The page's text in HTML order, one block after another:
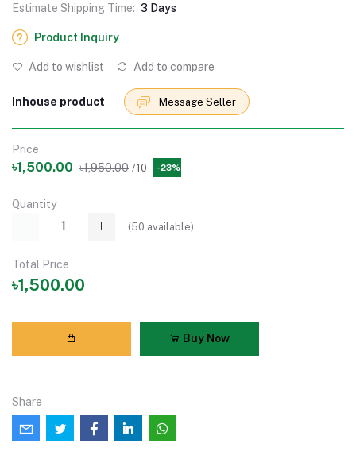
Estimate Shipping Time: 3 Days
Product Inquiry
Add to wishlist Add to compare
Inhouse product Message Seller
Price
৳1,500.00 ৳1,950.00 /10 -23%
Quantity
(50 available)
Total Price
৳1,500.00
Buy Now
Share